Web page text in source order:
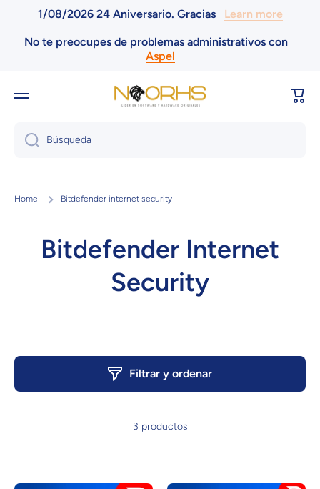
Ir directamente al contenido
1/08/2026 24 Aniversario. Gracias Learn more
No te preocupes de problemas administrativos con
Aspel
Búsqueda
Home Bitdefender internet security
Bitdefender Internet
Security
Filtrar y ordenar
3 productos